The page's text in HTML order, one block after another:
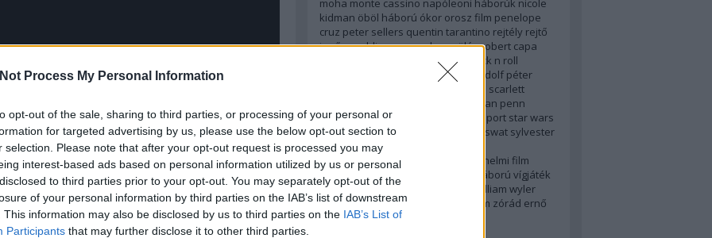
Process My Personal Information
opt-out of the sale, sharing to third parties, or processing of your personal or
for targeted advertising by us, please use the below opt-out section to
selection. Please note that after your opt-out request is processed you may
interest-based ads based on personal information utilized by us or personal
to third parties prior to your opt-out. You may separately opt-out of the
of your personal information by third parties on the IAB’s list of downstream
This information may also be disclosed by us to third parties on the IAB’s List of
Participants that may further disclose it to other third parties.
moha monte cassino napóleoni háborúk nicole
kidman öböl háború ókor orosz film penelope
cruz peter sellers quentin tarantino rejtély rejtő
jenőrepublic commandorepülésrobert capa
robert downey jr
rock n roll
romy schneider
rudolf péter
scarlett
sean penn
spanyol polgárháború
sport star wars
stephen king stratégia swat sylvester
stallone szimulátor
tengerészgyalogosok
történelmi film
transformers vallás vietnami háború vígjáték
világűr vissza a jövőbe
william wyler
wolfensteinwoody allen zenés film zórád ernő
zsoldosCímkefelhő